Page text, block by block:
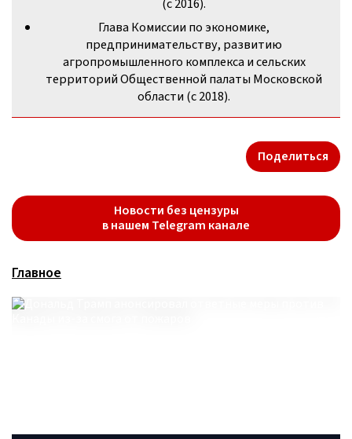
Глава Комиссии по экономике,
предпринимательству, развитию
агропромышленного комплекса и сельских
территорий Общественной палаты Московской
области (с 2018).
Поделиться
Новости без цензуры
в нашем Telegram канале
Главное